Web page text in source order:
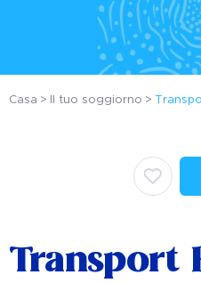
Casa Il tuo soggiorno
Transport